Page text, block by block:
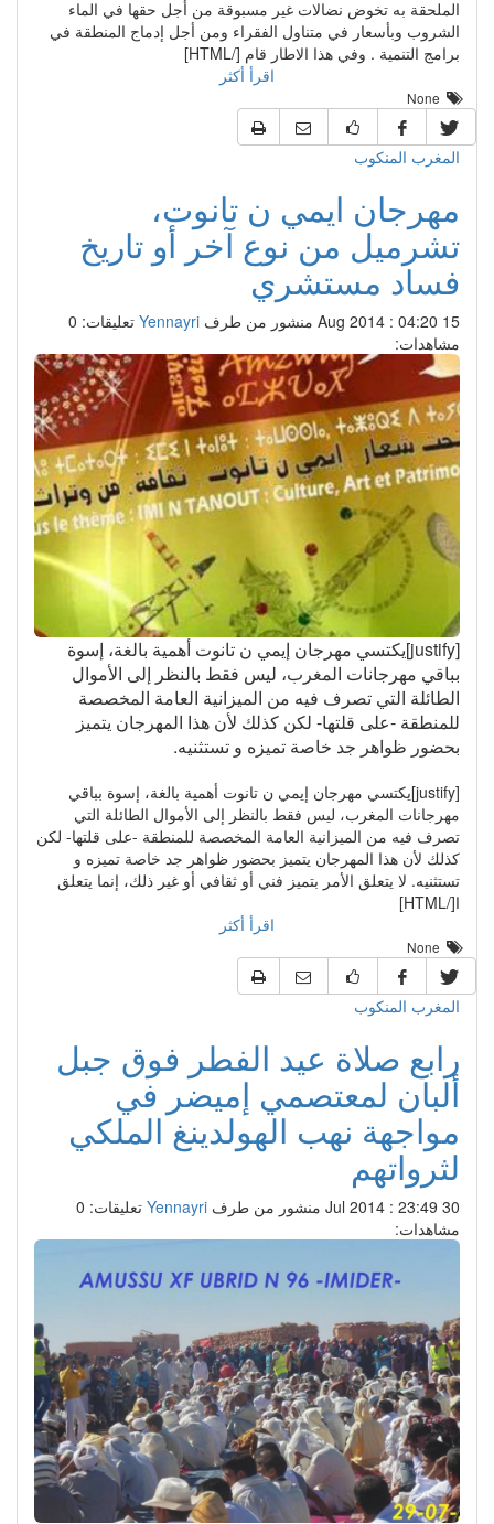
الملحقة به تخوض نضالات غير مسبوقة من أجل حقها في الماء
الشروب وبأسعار في متناول الفقراء ومن أجل إدماج المنطقة في
برامج التنمية . وفي هذا الاطار قام [/HTML]
اقرأ أكثر
None
المغرب المنكوب
مهرجان ايمي ن تانوت،
تشرميل من نوع آخر أو تاريخ
فساد مستشري
15 Aug 2014 : 04:20 منشور من طرفYennayri تعليقات: 0
مشاهدات:
[justify]يكتسي مهرجان إيمي ن تانوت أهمية بالغة، إسوة
بباقي مهرجانات المغرب، ليس فقط بالنظر إلى الأموال
الطائلة التي تصرف فيه من الميزانية العامة المخصصة
للمنطقة -على قلتها- لكن كذلك لأن هذا المهرجان يتميز
بحضور ظواهر جد خاصة تميزه و تستثنيه.
[justify]يكتسي مهرجان إيمي ن تانوت أهمية بالغة، إسوة بباقي
مهرجانات المغرب، ليس فقط بالنظر إلى الأموال الطائلة التي
تصرف فيه من الميزانية العامة المخصصة للمنطقة -على قلتها- لكن
كذلك لأن هذا المهرجان يتميز بحضور ظواهر جد خاصة تميزه و
تستثنيه. لا يتعلق الأمر بتميز فني أو ثقافي أو غير ذلك، إنما يتعلق
اقرأ أكثر
None
المغرب المنكوب
رابع صلاة عيد الفطر فوق جبل
ألبان لمعتصمي إميضر في
مواجهة نهب الهولدينغ الملكي
لثرواتهم
منشور من طرفYennayri تعليقات: 0
مشاهدات: